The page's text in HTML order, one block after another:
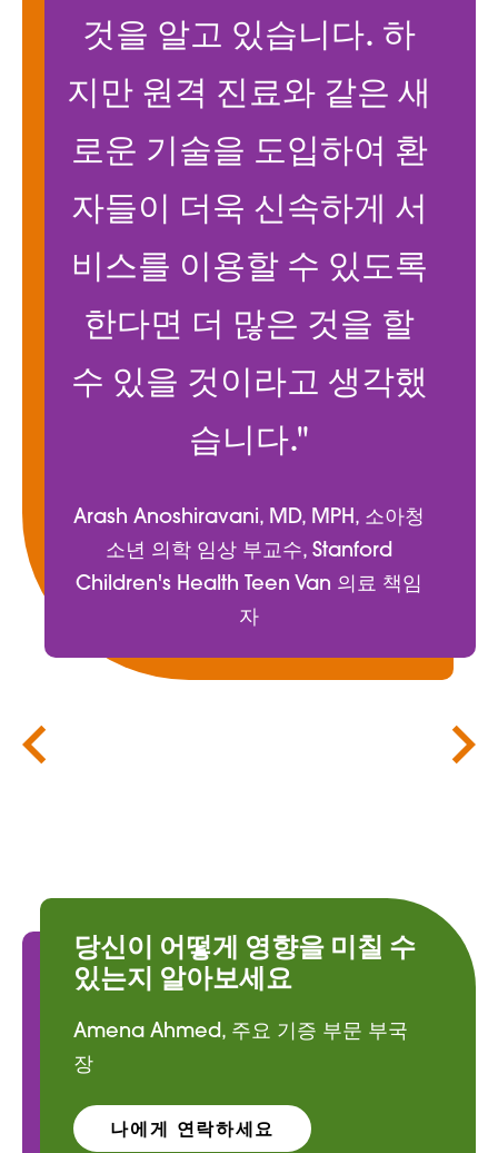
것을 알고 있습니다. 하
지만 원격 진료와 같은 새
로운 기술을 도입하여 환
자들이 더욱 신속하게 서
비스를 이용할 수 있도록
한다면 더 많은 것을 할
수 있을 것이라고 생각했
습니다."
Arash Anoshiravani, MD, MPH, 소아청
소년 의학 임상 부교수, Stanford
Children's Health Teen Van 의료 책임
자
당신이 어떻게 영향을 미칠 수
있는지 알아보세요
Amena Ahmed, 주요 기증 부문 부국
장
나에게 연락하세요